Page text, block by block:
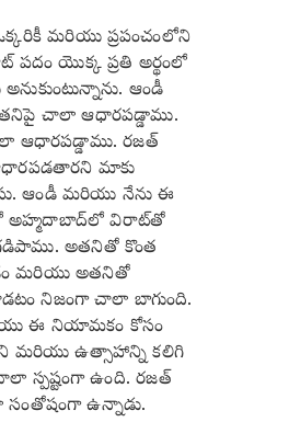
మరియు ప్రపంచంలోని
పదం యొక్క ప్రతి అర్థంలో
ఆండీ
చాలా ఆధారపడ్డాము.
ఆధారపడ్డాము. రజత్
మాకు
ఆండీ మరియు నేను ఈ
అహ్మదాబాద్‌లో విరాట్‌తో
అతనితో కొంత
మరియు అతనితో
నిజంగా చాలా బాగుంది.
ఈ నియామకం కోసం
మరియు ఉత్సాహాన్ని కలిగి
స్పష్టంగా ఉంది. రజత్
సంతోషంగా ఉన్నాడు.